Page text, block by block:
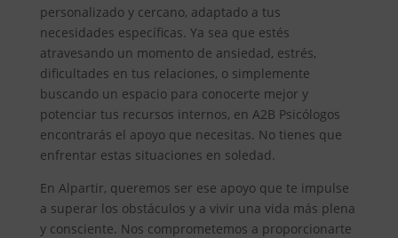
personalizado y cercano, adaptado a tus
necesidades específicas. Ya sea que estés
atravesando un momento de ansiedad, estrés,
dificultades en tus relaciones, o simplemente
buscando un espacio para conocerte mejor y
potenciar tus recursos internos, en A2B Psicólogos
encontrarás el apoyo que necesitas. No tienes que
enfrentar estas situaciones en soledad.
En Alpartir, queremos ser ese apoyo que te impulse
a superar los obstáculos y a vivir una vida más plena
y consciente. Nos comprometemos a proporcionarte